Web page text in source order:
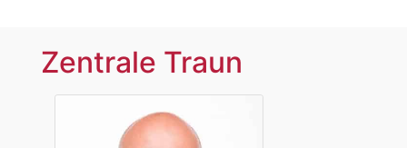
Zentrale Traun